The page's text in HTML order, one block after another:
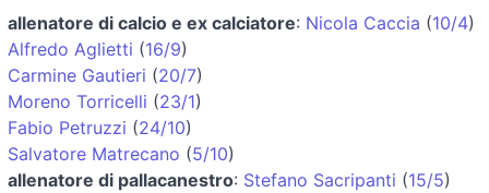
allenatore di calcio e ex calciatore: Nicola Caccia (10/4)
Alfredo Aglietti (16/9)
Carmine Gautieri (20/7)
Moreno Torricelli (23/1)
Fabio Petruzzi (24/10)
Salvatore Matrecano (5/10)
allenatore di pallacanestro: Stefano Sacripanti (15/5)